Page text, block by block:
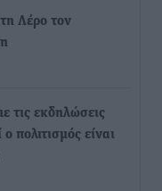
Λέρο τον
τις εκδηλώσεις
πολιτισμός είναι